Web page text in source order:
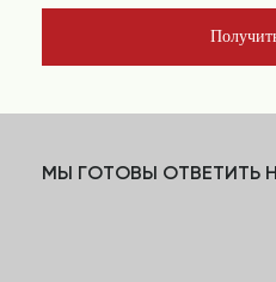
МЫ ГОТОВЫ ОТВЕТИТЬ